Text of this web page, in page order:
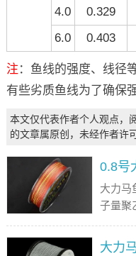
4.0
0.329
6.0
0.403
注 ：鱼线的强度、线径
有些劣质鱼线为了确保
本文仅代表作者个人观点，
的文章属原创，未经作者许
0.8号
大力马
子量聚
大力